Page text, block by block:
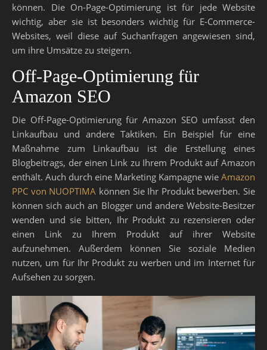
können. Die On-Page-Optimierung ist für jede Website
wichtig, aber sie ist besonders wichtig für E-Commerce-
Websites, weil diese auf Suchanfragen angewiesen sind,
um ihre Umsätze zu steigern.
Off-Page-Optimierung für
Amazon SEO
Die Off-Page-Optimierung für Amazon SEO umfasst den
Linkaufbau und andere Taktiken. Ein Beispiel für eine
Maßnahme zum Linkaufbau ist die Erstellung eines
Blogbeitrags, der einen Link zu Ihrem Produkt auf Amazon
enthält. Auch durch eine Marketing Kampagne wie Amazon
PPC von NUOPTIMA können Sie Ihr Produkt bewerben. Sie
können sich auch an Blogger und andere Website-Besitzer
wenden und sie bitten, Ihr Produkt zu rezensieren oder
einen Link zu Ihrem Produkt auf ihrer Website
aufzunehmen. Außerdem können Sie soziale Medien
nutzen, um für Ihr Produkt zu werben und im Internet für
Aufsehen zu sorgen.